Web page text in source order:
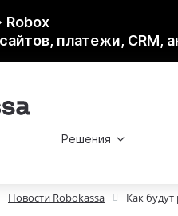
Robox
платежи, CRM,
Решения
Новости Robokassa Как